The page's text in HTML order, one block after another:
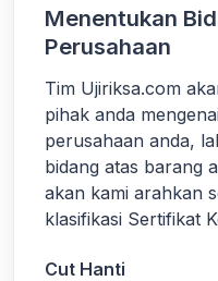
Menentukan
Perusahaan
Tim Ujiriksa.com
pihak anda
perusahaan anda,
bidang atas barang
akan kami arahkan
klasifikasi Sertifikat
Cut Hanti